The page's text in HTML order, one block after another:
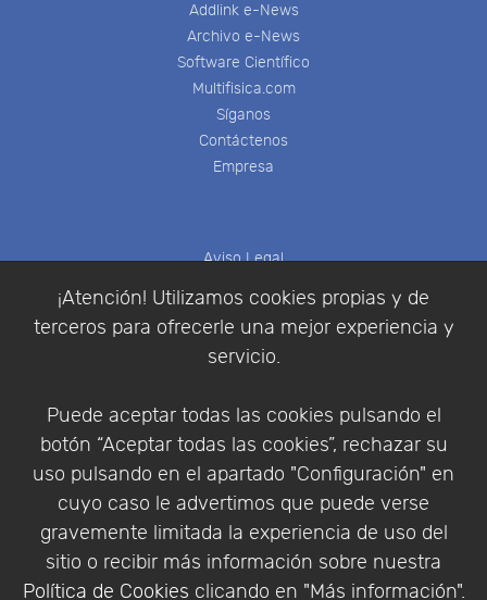
¡Atención! Utilizamos cookies propias y de
terceros para ofrecerle una mejor experiencia y
servicio.
Puede aceptar todas las cookies pulsando el
botón “Aceptar todas las cookies”, rechazar su
uso pulsando en el apartado "Configuración" en
cuyo caso le advertimos que puede verse
gravemente limitada la experiencia de uso del
sitio o recibir más información sobre nuestra
Política de Cookies clicando en "Más información".
Addlink e-News
Archivo e-News
Software Científico
Multifisica.com
Síganos
Contáctenos
Empresa
Aviso Legal
Política de Privacidad
Condiciones de compra
Identificarse
Empresa|Aviso Legal| Política de Privacidad |
Política de Cookies
© Copyright 1994 - 2026. Addlink Software